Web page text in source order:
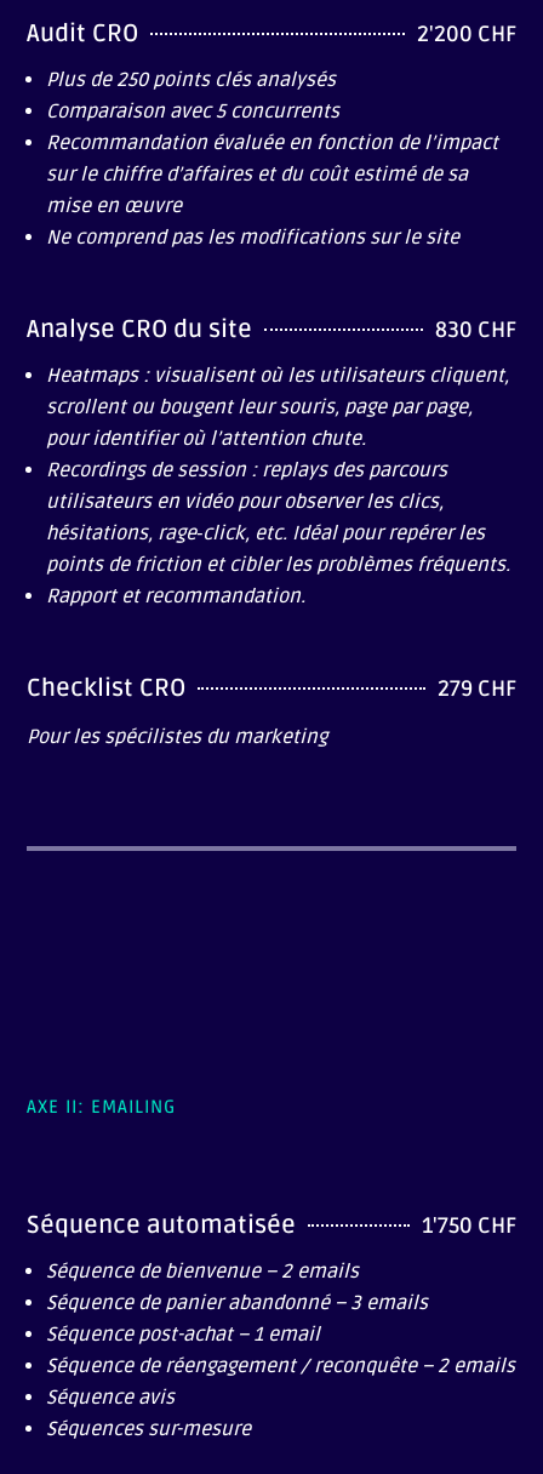
Audit CRO 2'200 CHF
Plus de 250 points clés analysés
Comparaison avec 5 concurrents
Recommandation évaluée en fonction de l’impact
sur le chiffre d’affaires et du coût estimé de sa
mise en œuvre
Ne comprend pas les modifications sur le site
Analyse CRO du site 830 CHF
Heatmaps : visualisent où les utilisateurs cliquent,
scrollent ou bougent leur souris, page par page,
pour identifier où l’attention chute.
Recordings de session : replays des parcours
utilisateurs en vidéo pour observer les clics,
hésitations, rage‑click, etc. Idéal pour repérer les
points de friction etcibler les problèmes fréquents.
Rapport et recommandation.
Checklist CRO 279 CHF
Pour les spécilistes du marketing
AXE II: EMAILING
Séquence automatisée 1'750 CHF
Séquence de bienvenue – 2 emails
Séquence de panier abandonné – 3 emails
Séquence post-achat – 1 email
Séquence de réengagement / reconquête – 2 emails
Séquence avis
Séquences sur-mesure